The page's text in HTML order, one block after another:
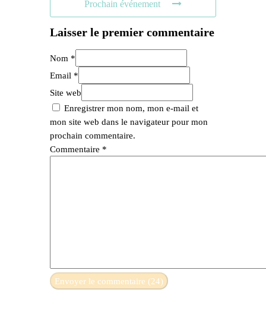
Prochain événement
Laisser le premier commentaire
Nom *
Email *
Site web
Enregistrer mon nom, mon e-mail et
mon site web dans le navigateur pour mon
prochain commentaire.
Commentaire *